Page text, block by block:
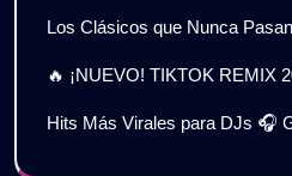
Los Clásicos que Nunca
🔥 ¡NUEVO! TIKTOK REMIX
Hits Más Virales para DJs 🎧